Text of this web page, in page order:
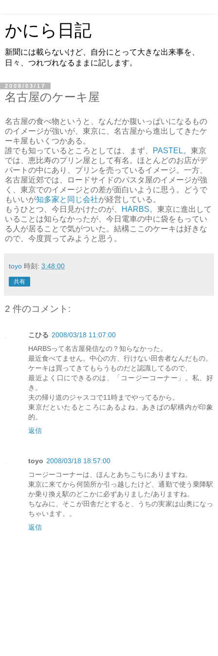
かにら日記
新聞には載らないけど、自分にとって大きな出来事を、
日々、つれづれなるままに記します。
2008/03/17
名古屋のケーキ屋
名古屋の食べ物というと、なんだか腹いっぱいになるもの
のイメージが強いが、東京に、名古屋から進出してきたケ
ーキ屋もいくつかある。
誰でも知っているところとしては、まず、
PASTEL。東京
では、恵比寿のプリン屋として有名。ほとんどのお店がデ
パートの中にあり、プリンを売っているイメージ。一方、
名古屋近郊では、ロードサイドのパスタ屋のイメージが強
く、東京でのイメージとの差が面白いように思う。どうで
もいいが知多家と同じ会社が経営している。
もうひとつ、今日見かけたのが、
HARBS。東京に進出して
いることは知らなかったが、今日電車の中に袋をもってい
る人が居ることで気がついた。結構ここのケーキは好きな
ので、今度買ってみようと思う。
toyo 時刻: 3:48:00
共有
2 件のコメント:
こひる 2008/03/18 11:07:00
HARBSって名古屋発信なの？知らなかった。
最近食べてません。中心の方、行けない田舎者なんだもの。
ケーキは買ってきてもらうものだと認識してるので、
最近よく口にできるのは、「コージーコーナー」。私、好
き。
夫の帰り道のジャスコで11時までやってるから。
東京だといたるところにあるよね。あきばの駅構内が印象
的。
返信
toyo 2008/03/18 18:57:00
コージーコーナーは、ほんとあちこちにありますね。
東京に来てから何箇所か引っ越したけど、通勤で使う乗降駅
か乗り換え駅のどこかに必ずありました/ありますね。
ちなみに、そこが田舎だとすると、うちの実家は山奥になっ
ちゃいます。。
返信